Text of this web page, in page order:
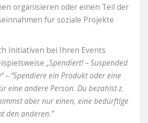
organisieren oder einen Teil der
für soziale Projekte
Initiativen bei Ihren Events
„Spendiert! – Suspended
– “Spendiere ein Produkt oder eine
eine andere Person. Du bezahlst z.
aber nur einen, eine bedürftige
den anderen.”